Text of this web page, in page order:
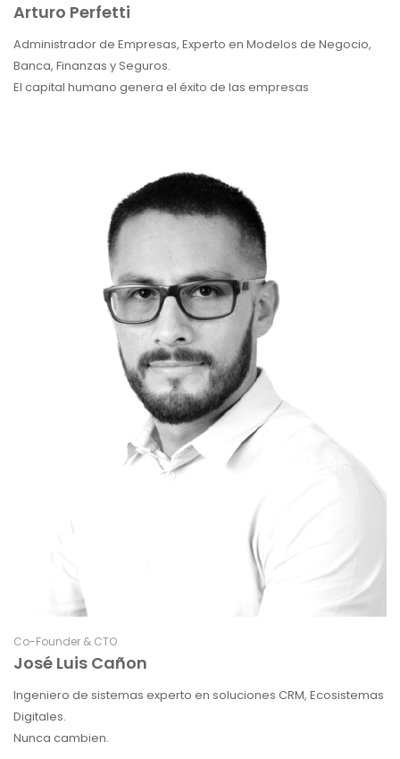
Arturo Perfetti
Administrador de Empresas, Experto en Modelos de Negocio,
Banca, Finanzas y Seguros.
El capital humano genera el éxito de las empresas
Co-Founder & CTO
José Luis Cañon
Ingeniero de sistemas experto en soluciones CRM, Ecosistemas
Digitales.
Nunca cambien.